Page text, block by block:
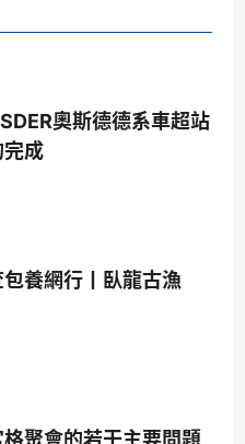
奧斯德德系車超站
成
養網行丨臥龍古漁
格聚會的若干主要問題